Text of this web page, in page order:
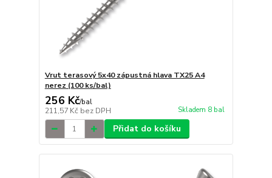
Vrut terasový 5x40 zápustná hlava TX25 A4
nerez (100 ks/bal)
256 Kč/bal
211,57 Kč bez DPH Skladem 8 bal
Přidat do košíku